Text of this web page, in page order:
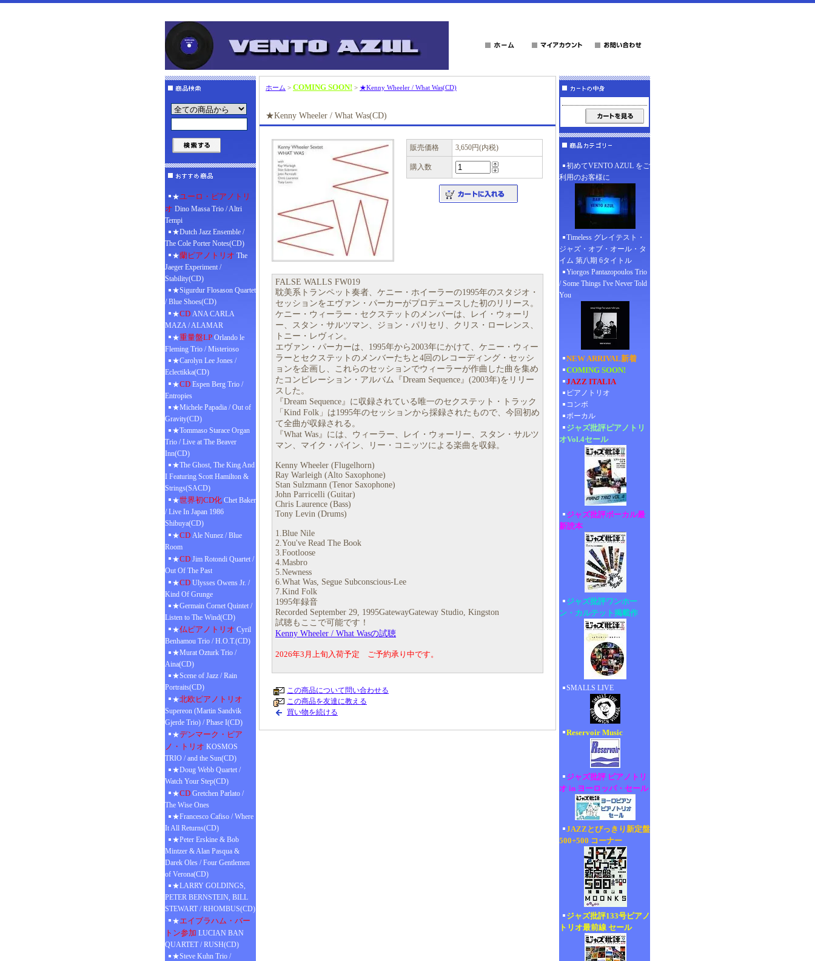
★ユーロ・ピアノトリ
オ Dino Massa Trio / Altri
Tempi
★Dutch Jazz Ensemble /
The Cole Porter Notes(CD)
★蘭ピアノトリオ The
Jaeger Experiment /
Stability(CD)
★Sigurdur Flosason Quartet
/ Blue Shoes(CD)
★CD ANA CARLA
MAZA / ALAMAR
★重量盤LP Orlando le
Fleming Trio / Misterioso
★Carolyn Lee Jones /
Eclectikka(CD)
★CD Espen Berg Trio /
Entropies
★Michele Papadia / Out of
Gravity(CD)
★Tommaso Starace Organ
Trio / Live at The Beaver
Inn(CD)
★The Ghost, The King And
I Featuring Scott Hamilton &
Strings(SACD)
★世界初CD化 Chet Baker
/ Live In Japan 1986
Shibuya(CD)
★CD Ale Nunez / Blue
Room
★CD Jim Rotondi Quartet /
Out Of The Past
★CD Ulysses Owens Jr. /
Kind Of Grunge
★Germain Cornet Quintet /
Listen to The Wind(CD)
★仏ピアノトリオ Cyril
Benhamou Trio / H.O.T.(CD)
★Murat Ozturk Trio /
Aina(CD)
★Scene of Jazz / Rain
Portraits(CD)
★北欧ピアノトリオ
Supereon (Martin Sandvik
Gjerde Trio) / Phase I(CD)
★デンマーク・ピア
ノ・トリオ KOSMOS
TRIO / and the Sun(CD)
★Doug Webb Quartet /
Watch Your Step(CD)
★CD Gretchen Parlato /
The Wise Ones
★Francesco Cafiso / Where
It All Returns(CD)
★Peter Erskine & Bob
Mintzer & Alan Pasqua &
Darek Oles / Four Gentlemen
of Verona(CD)
★LARRY GOLDINGS,
PETER BERNSTEIN, BILL
STEWART / RHOMBUS(CD)
★エイブラハム・バー
トン参加 LUCIAN BAN
QUARTET / RUSH(CD)
★Steve Kuhn Trio /
ホーム > COMING SOON! > ★Kenny Wheeler / What Was(CD)
★Kenny Wheeler / What Was(CD)
販売価格 3,650円(内税)
購入数
FALSE WALLS FW019
耽美系トランペット奏者、ケニー・ホイーラーの1995年のスタジオ・
セッションをエヴァン・パーカーがプロデュースした初のリリース。
ケニー・ウィーラー・セクステットのメンバーは、レイ・ウォーリ
ー、スタン・サルツマン、ジョン・パリセリ、クリス・ローレンス、
トニー・レヴィン。
エヴァン・パーカーは、1995年から2003年にかけて、ケニー・ウィー
ラーとセクステットのメンバーたちと4回のレコーディング・セッシ
ョンを企画し、これらのセッションでウィーラーが作曲した曲を集め
たコンピレーション・アルバム『Dream Sequence』(2003年)をリリー
スした。
『Dream Sequence』に収録されている唯一のセクステット・トラック
「Kind Folk」は1995年のセッションから採録されたもので、今回初め
て全曲が収録される。
『What Was』には、ウィーラー、レイ・ウォーリー、スタン・サルツ
マン、マイク・パイン、リー・コニッツによる楽曲を収録。
Kenny Wheeler (Flugelhorn)
Ray Warleigh (Alto Saxophone)
Stan Sulzmann (Tenor Saxophone)
John Parricelli (Guitar)
Chris Laurence (Bass)
Tony Levin (Drums)
1.Blue Nile
2.You've Read The Book
3.Footloose
4.Masbro
5.Newness
6.What Was, Segue Subconscious-Lee
7.Kind Folk
1995年録音
Recorded September 29, 1995GatewayGateway Studio, Kingston
試聴もここで可能です！
Kenny Wheeler / What Wasの試聴
2026年3月上旬入荷予定 ご予約承り中です。
この商品について問い合わせる
この商品を友達に教える
買い物を続ける
初めてVENTO AZUL をご
利用のお客様に
Timeless グレイテスト・
ジャズ・オブ・オール・タ
イム 第八期 6タイトル
Yiorgos Pantazopoulos Trio
/ Some Things I've Never Told
You
NEW ARRIVAL新着
COMING SOON!
JAZZ ITALIA
ピアノトリオ
コンボ
ボーカル
ジャズ批評ピアノトリ
オVol.4セール
ジャズ批評ボーカル最
新読本
ジャズ批評ワンホー
ン・カルテット掲載作
SMALLS LIVE
Reservoir Music
ジャズ批評 ピアノトリ
オ in ヨーロッパ・セール
JAZZとびっきり新定盤
500+500 コーナー
ジャズ批評133号ピアノ
トリオ最前線 セール